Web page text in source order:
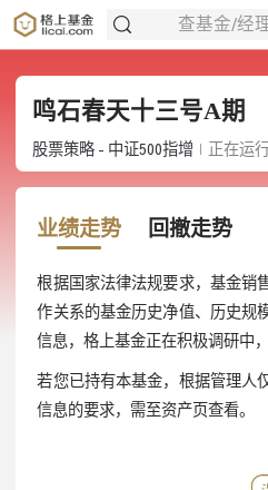
查基金/经
鸣石春天十三号A期
股票策略 - 中证500指增 正在运
业绩走势 回撤走势
根据国家法律法规要求，基金销
作关系的基金历史净值、历史规
信息，格上基金正在积极调研中
若您已持有本基金，根据管理人
信息的要求，需至资产页查看。